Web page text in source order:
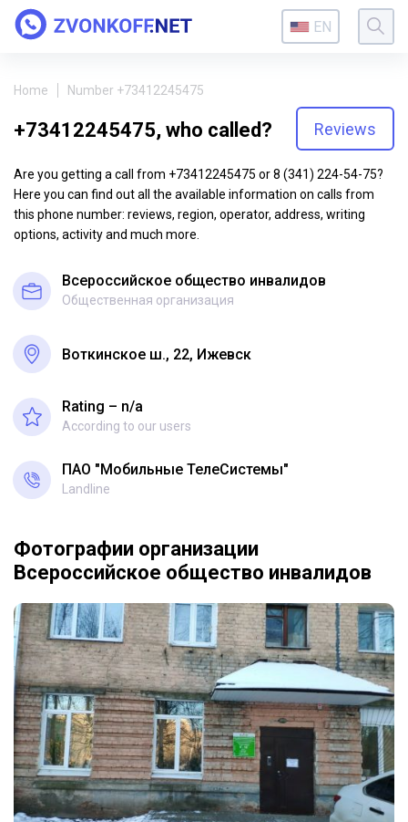
EN
Home Number +73412245475
+73412245475, who called? Reviews
Are you getting a call from +73412245475 or 8 (341) 224-54-75?
Here you can find out all the available information on calls from
this phone number: reviews, region, operator, address, writing
options, activity and much more.
Всероссийское общество инвалидов
Общественная организация
Воткинское ш., 22, Ижевск
Rating – n/a
According to our users
ПАО "Мобильные ТелеСистемы"
Landline
Фотографии организации
Всероссийское общество инвалидов